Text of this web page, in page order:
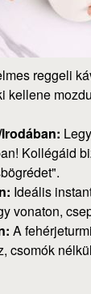
reggeli
kellene
Kollégáid
Ideális
vonaton,
A
csomók